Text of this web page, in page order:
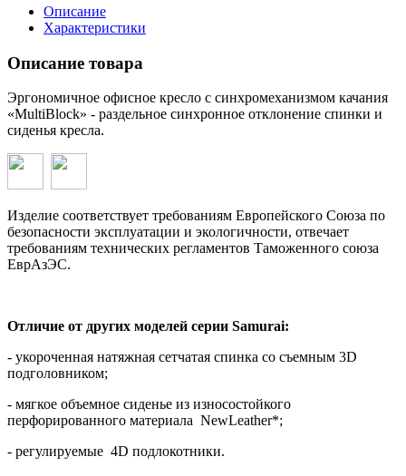
Описание
Характеристики
Описание товара
Эргономичное офисное кресло с синхромеханизмом качания
«MultiBlock» - раздельное синхронное отклонение спинки и
сиденья кресла.
Изделие соответствует требованиям Европейского Союза по
безопасности эксплуатации и экологичности, отвечает
требованиям технических регламентов Таможенного союза
ЕврАзЭС.
Отличие от других моделей серии Samurai:
- укороченная натяжная сетчатая спинка со съемным 3D
подголовником;
- мягкое объемное сиденье из износостойкого
перфорированного материала NewLeather*;
- регулируемые 4D подлокотники.